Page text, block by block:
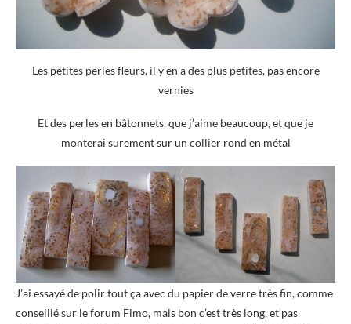
Les petites perles fleurs, il y en a des plus petites, pas encore
vernies
Et des perles en bâtonnets, que j’aime beaucoup, et que je
monterai surement sur un collier rond en métal
J’ai essayé de polir tout ça avec du papier de verre très fin, comme
conseillé sur le forum Fimo, mais bon c’est très long, et pas